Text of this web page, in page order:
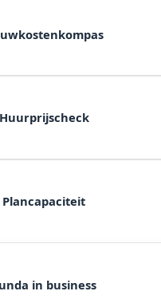
Huurprijscheck
Plancapaciteit
in business